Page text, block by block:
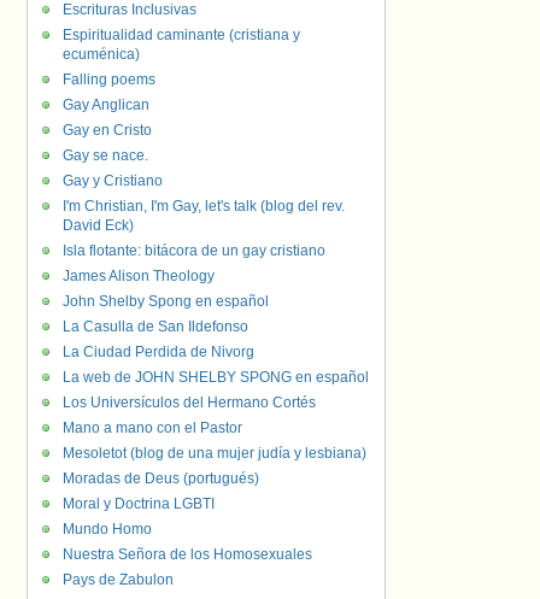
Escrituras Inclusivas
Espiritualidad caminante (cristiana y
ecuménica)
Falling poems
Gay Anglican
Gay en Cristo
Gay se nace.
Gay y Cristiano
I'm Christian, I'm Gay, let's talk (blog del rev.
David Eck)
Isla flotante: bitácora de un gay cristiano
James Alison Theology
John Shelby Spong en español
La Casulla de San Ildefonso
La Ciudad Perdida de Nivorg
La web de JOHN SHELBY SPONG en español
Los Universículos del Hermano Cortés
Mano a mano con el Pastor
Mesoletot (blog de una mujer judía y lesbiana)
Moradas de Deus (portugués)
Moral y Doctrina LGBTI
Mundo Homo
Nuestra Señora de los Homosexuales
Pays de Zabulon